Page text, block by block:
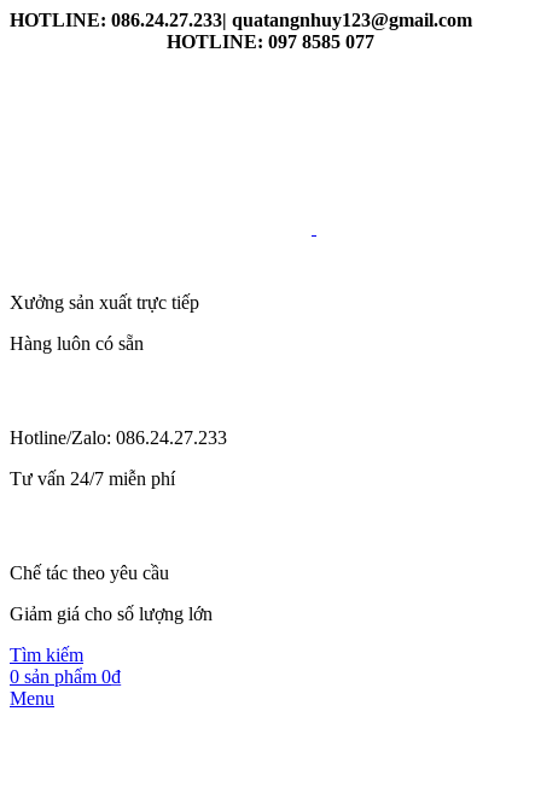
HOTLINE: 086.24.27.233| quatangnhuy123@gmail.com
HOTLINE: 097 8585 077
Xưởng sản xuất trực tiếp
Hàng luôn có sẵn
Hotline/Zalo: 086.24.27.233
Tư vấn 24/7 miễn phí
Chế tác theo yêu cầu
Giảm giá cho số lượng lớn
Tìm kiếm
0 sản phẩm 0₫
Menu